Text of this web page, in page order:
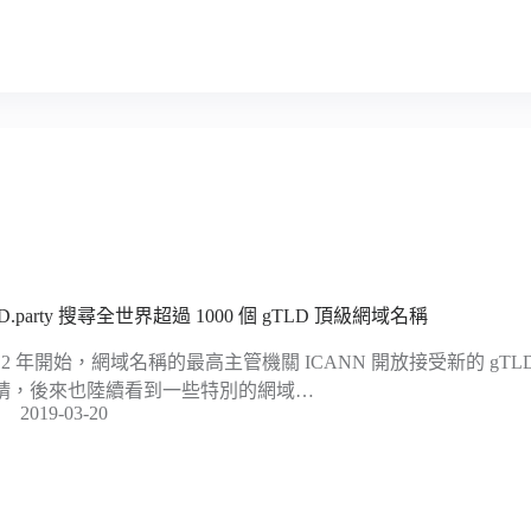
搜尋全世界超過 1000 個 gTLD 頂級網域名稱
年開始，網域名稱的最高主管機關 ICANN 開放接受新的
，後來也陸續看到一些特別的網域…
2019-03-20